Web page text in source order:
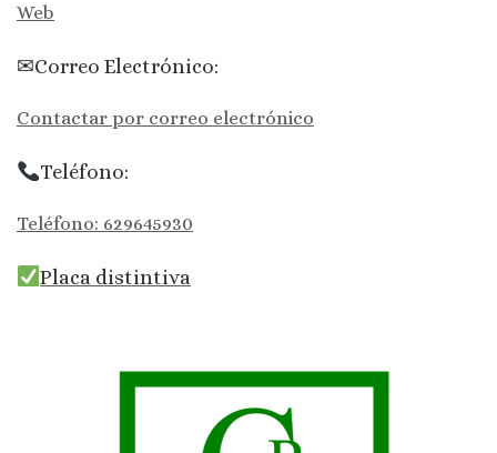
Web
✉Correo Electrónico:
Contactar por correo electrónico
Teléfono:
Teléfono: 629645930
Placa distintiva